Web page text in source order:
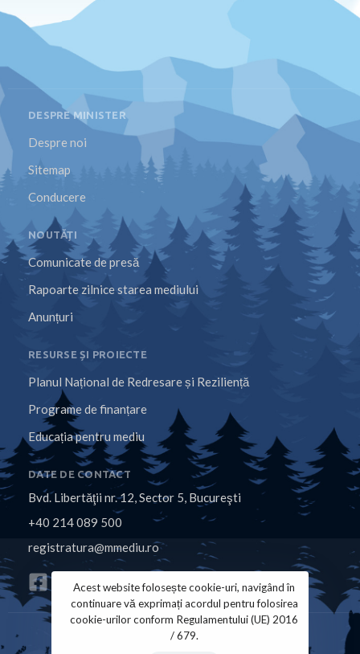
DESPRE MINISTER
Despre noi
Sitemap
Conducere
NOUTĂȚI
Comunicate de presă
Rapoarte zilnice starea mediului
Anunțuri
RESURSE ȘI PROIECTE
Planul Național de Redresare și Reziliență
Programe de finanțare
Educația pentru mediu
DATE DE CONTACT
Bvd. Libertăţii nr. 12, Sector 5, Bucureşti
+40 214 089 500
registratura@mmediu.ro
Acest website folosește cookie-uri, navigând în
continuare vă exprimați acordul pentru folosirea
cookie-urilor conform Regulamentului (UE) 2016
/ 679.